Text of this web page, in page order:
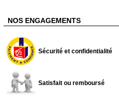
NOS ENGAGEMENTS
Sécurité et confidentialité
Satisfait ou remboursé